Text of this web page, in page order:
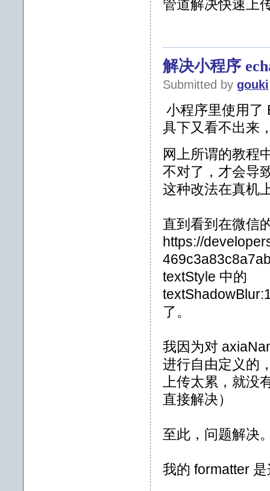
管道解决快速上
解决小程序
Submitted by gouki
小程序里使用了
具下又看不出来
网上所谓的教程
不对了，才会导
这种改法在真机
直到看到在微信
https://
textStyle 中的
了。
我因为对
进行自由定义的
上传太累，就没
直接解决）
至此，问题解决
我的 formatter